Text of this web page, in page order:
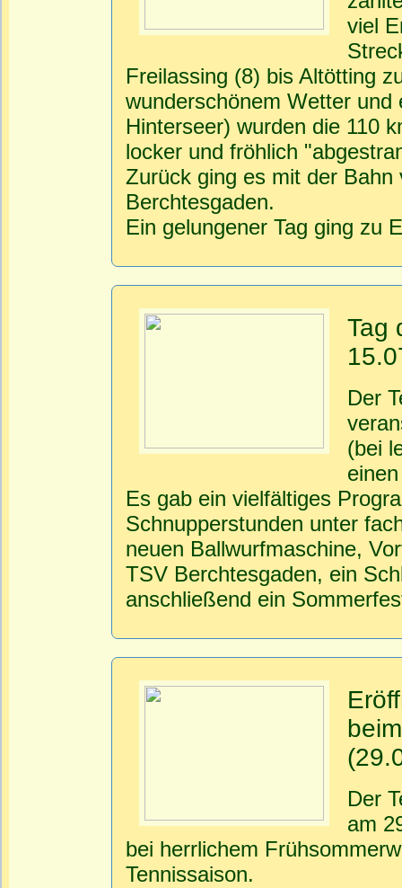
viel
Freilassing (8) bis Altötting
wunderschönem Wetter
Hinterseer) wurden die 110
locker und fröhlich
Zurück ging es mit der
Berchtesgaden.
Ein gelungener Tag ging zu
Tag
Der
(bei
Es gab ein vielfältiges
Schnupperstunden unter
neuen Ballwurfmaschine,
TSV Berchtesgaden, ein
anschließend ein
Der
am
bei herrlichem
Tennissaison.